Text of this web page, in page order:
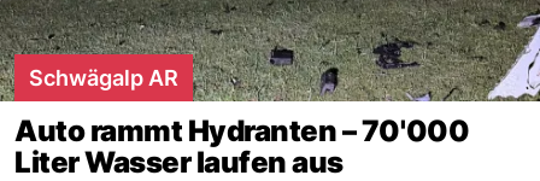
Schwägalp AR
Auto rammt Hydranten – 70'000
Liter Wasser laufen aus